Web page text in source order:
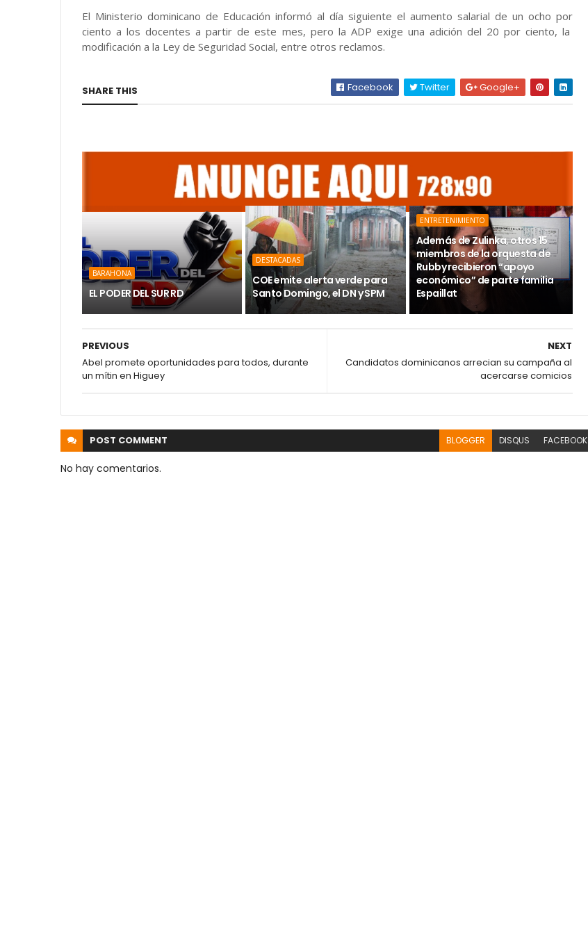
El Ministerio dominicano de Educación informó al día siguiente el aumento salarial de un ocho por
ciento a los docentes a partir de este mes, pero la ADP exige una adición del 20 por ciento, la
modificación a la Ley de Seguridad Social, entre otros reclamos.
SHARE THIS Facebook Twitter Google+
BARAHONA
EL PODER DEL SUR RD
DESTACADAS
COE emite alerta verde para
Santo Domingo, el DN y SPM
ENTRETENIMIENTO
Además de Zulinka, otros 15
miembros de la orquesta de
Rubby recibieron “apoyo
económico” de parte familia
Espaillat
NEXT
Candidatos dominicanos arrecian su campaña al
acercarse comicios
PREVIOUS
Abel promete oportunidades para todos, durante
un mítin en Higuey
POST COMMENT BLOGGER DISQUS FACEBOOK
No hay comentarios.